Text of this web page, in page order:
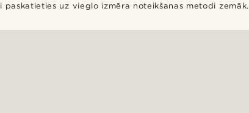
uz vieglo izmēra noteikšanas metodi zemāk.